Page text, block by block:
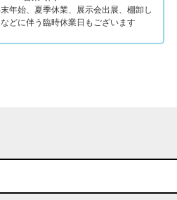
年始、夏季休業、展示会出展、棚卸し
などに伴う臨時休業日もございます